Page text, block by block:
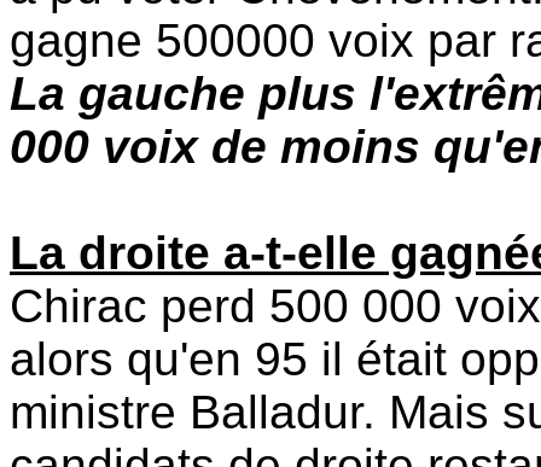
gagne 500000 voix par
La gauche plus
000 voix de moins
La droite a-t-elle
Chirac perd 500 000
alors qu'en 95 il était
ministre Balladur. Mais